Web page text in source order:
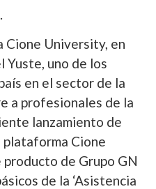
Cione University, en
Yuste, uno de los
en el sector de la
a profesionales de la
lanzamiento de
plataforma Cione
de Grupo GN
de la ‘Asistencia